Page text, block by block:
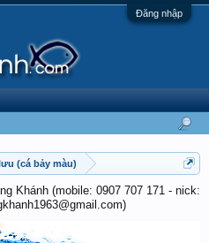
Đăng nhập
(cá bảy màu)
Khánh (mobile: 0907 707 171 - nick: